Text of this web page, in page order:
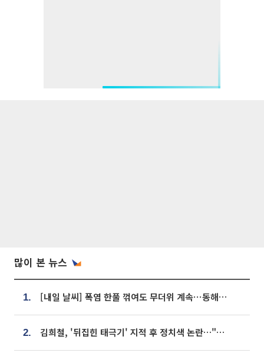
많이 본 뉴스
1. [내일 날씨] 폭염 한풀 꺾여도 무더위 계속⋯동해안 이틀 연속 비
2. 김희철, '뒤집힌 태극기' 지적 후 정치색 논란…"좌우 떠나 우리나라 국기"